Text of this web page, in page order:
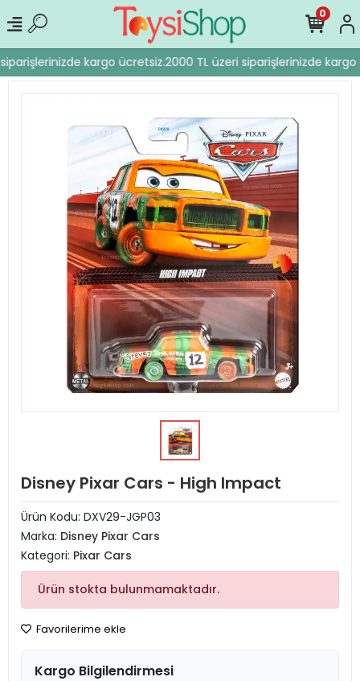
kargo ücretsiz.2000 TL üzeri siparişlerinizde kargo
0
Disney Pixar Cars - High Impact
Ürün Kodu: DXV29-JGP03
Marka: Disney Pixar Cars
Kategori: Pixar Cars
Ürün stokta bulunmamaktadır.
Favorilerime ekle
Kargo Bilgilendirmesi